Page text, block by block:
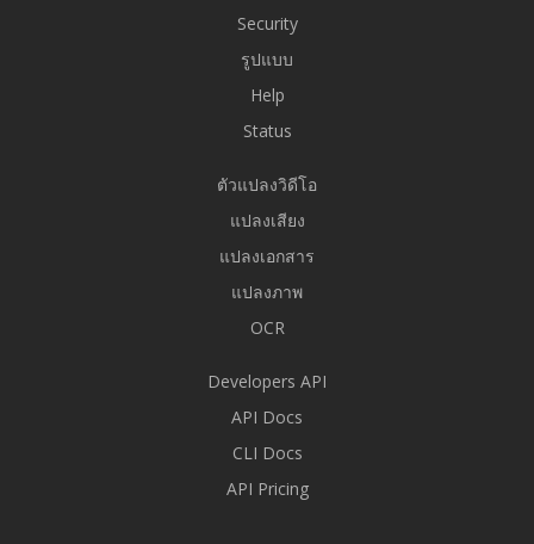
Security
รูปแบบ
Help
Status
ตัวแปลงวิดีโอ
แปลงเสียง
แปลงเอกสาร
แปลงภาพ
OCR
Developers API
API Docs
CLI Docs
API Pricing